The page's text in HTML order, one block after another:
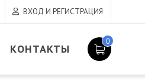
ВХОД И РЕГИСТРАЦИЯ
КОНТАКТЫ
0